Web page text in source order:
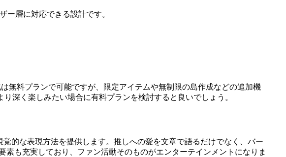
ー層に対応できる設計です。
無料プランで可能ですが、限定アイテムや無制限の島作成などの追加機
深く楽しみたい場合に有料プランを検討すると良いでしょう。
的な表現方法を提供します。推しへの愛を文章で語るだけでなく、バー
も充実しており、ファン活動そのものがエンターテインメントになりま